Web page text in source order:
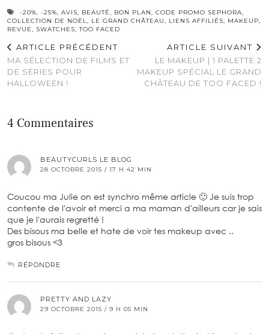
-20%, -25%, AVIS, BEAUTÉ, BON PLAN, CODE PROMO SEPHORA,
COLLECTION DE NOËL, LE GRAND CHÂTEAU, LIENS AFFILIÉS, MAKEUP,
REVUE, SWATCHES,TOO FACED
ARTICLE PRÉCÉDENT
MA SÉLECTION DE FILMS ET
DE SÉRIES POUR
HALLOWEEN !
ARTICLE SUIVANT
LE MAKEUP | 1 PALETTE 2
MAKEUP SPÉCIAL LE GRAND
CHÂTEAU DE TOO FACED !
4 Commentaires
BEAUTYCURLS LE BLOG
28 OCTOBRE 2015 / 17 H 42 MIN
Coucou ma Julie on est synchro même article 🙂 Je suis trop
contente de l'avoir et merci a ma maman d'ailleurs car je sais
que je l'aurais regretté !
Des bisous ma belle et hate de voir tes makeup avec ..
gros bisous <3
RÉPONDRE
PRETTY AND LAZY
29 OCTOBRE 2015 / 9 H 05 MIN